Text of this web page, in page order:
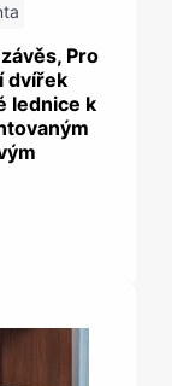
Pro
dvířek
lednice k